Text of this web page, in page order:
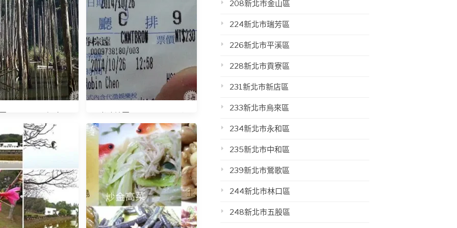
作 努力玩耍
《想飛》好看
208新北市金山區
224新北市瑞芳區
226新北市平溪區
228新北市貢寮區
231新北市新店區
233新北市烏來區
234新北市永和區
235新北市中和區
239新北市鶯歌區
244新北市林口區
248新北市五股區